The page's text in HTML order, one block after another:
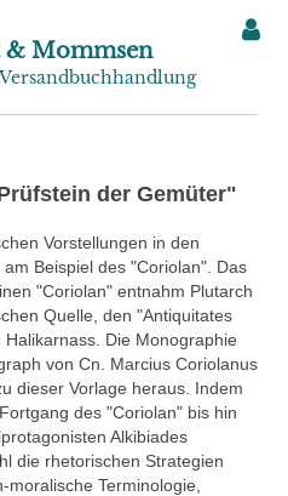
Mommsen
der Gemüter"
Vorstellungen in den
Beispiel des "Coriolan". Das
"Coriolan" entnahm Plutarch
Quelle, den "Antiquitates
Die Monographie
von Cn. Marcius Coriolanus
dieser Vorlage heraus. Indem
des "Coriolan" bis hin
Alkibiades
die rhetorischen Strategien
Terminologie,